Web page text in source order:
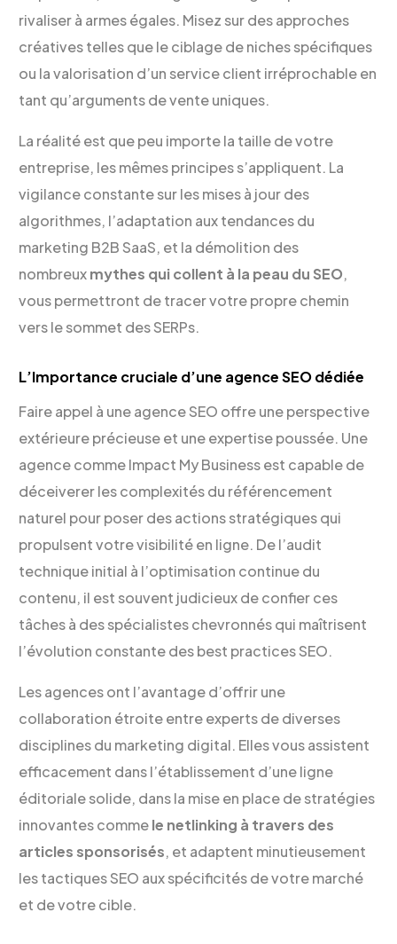
rivaliser à armes égales. Misez sur des approches
créatives telles que le ciblage de niches spécifiques
ou la valorisation d’un service client irréprochable en
tant qu’arguments de vente uniques.
La réalité est que peu importe la taille de votre
entreprise, les mêmes principes s’appliquent. La
vigilance constante sur les mises à jour des
algorithmes, l’adaptation aux tendances du
marketing B2B SaaS, et la démolition des
nombreuxmythes qui collent à la peau du SEO,
vous permettront de tracer votre propre chemin
vers le sommet des SERPs.
L’Importance cruciale d’une agence SEO dédiée
Faire appel à une agence SEO offre une perspective
extérieure précieuse et une expertise poussée. Une
agence comme Impact My Business est capable de
déceiverer les complexités du référencement
naturel pour poser des actions stratégiques qui
propulsent votre visibilité en ligne. De l’audit
technique initial à l’optimisation continue du
contenu, il est souvent judicieux de confier ces
tâches à des spécialistes chevronnés qui maîtrisent
l’évolution constante des best practices SEO.
Les agences ont l’avantage d’offrir une
collaboration étroite entre experts de diverses
disciplines du marketing digital. Elles vous assistent
efficacement dans l’établissement d’une ligne
éditoriale solide, dans la mise en place de stratégies
innovantes commele netlinking à travers des
articles sponsorisés, et adaptent minutieusement
les tactiques SEO aux spécificités de votre marché
et de votre cible.